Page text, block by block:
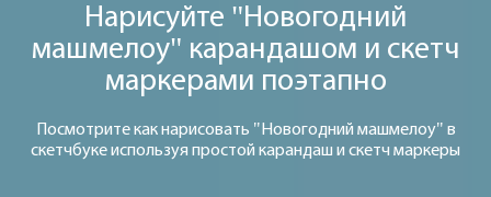
Нарисуйте "Новогодний
машмелоу" карандашом и скетч
маркерами поэтапно
Посмотрите как нарисовать "Новогодний машмелоу" в
скетчбуке используя простой карандаш и скетч маркеры